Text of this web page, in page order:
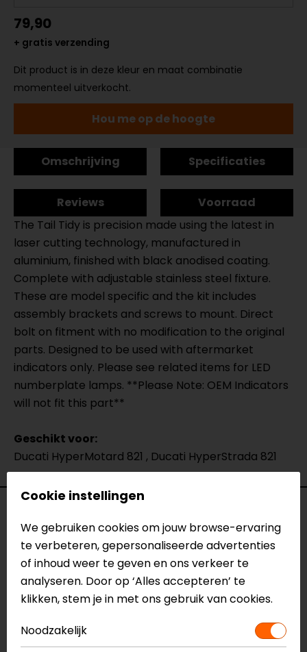
79,90
+ gratis verzending
Dit product is in deze kleur en maat combinatie
momenteel uitverkocht.
Hou me op de hoogte
Omschrijving Specificaties
Reviews
Voorraad
The Tail Tidy is precision made using the latest in
laser cutting technology, manufactured in
aluminium, finished with black anodised coating.
Complete with adjustable stainless steel fixture.
These are model specific and the kit includes
assembly brackets and screws to mount. Direct
bolt on fitment with no modification to the original
parts. Designed to be used with aftermarket
indicators only. Please see related items for LED
numberplate lamps. **Please Note: OEM Indicators
will not fit this part**
Geschikt voor:
Ducati HyperMotard 821 , Ducati HyperStrada 821
Naam
Kentekenplaathouder Ducati
Hypermotard 821/Hyperstrada 821
Model
DH8104
Merk
Barracuda
Motormerk
Cookie instellingen
We gebruiken cookies om jouw browse-ervaring
te verbeteren, gepersonaliseerde advertenties
of inhoud weer te geven en ons verkeer te
analyseren. Door op ‘Alles accepteren’ te
klikken, stem je in met ons gebruik van cookies.
Noodzakelijk